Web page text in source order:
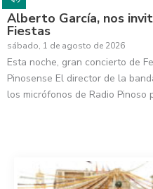
Alberto García, nos
Fiestas
sábado, 1 de agosto de 2026
Esta noche, gran concierto de
Pinosense El director de la
los micrófonos de Radio Pinoso